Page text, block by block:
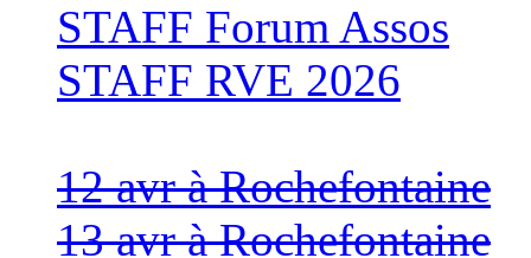
STAFF Forum Assos
STAFF RVE 2026
12 avr à Rochefontaine
13 avr à Rochefontaine